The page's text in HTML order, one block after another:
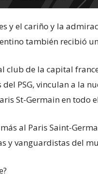
y el cariño y la
también recibió
club de la capital
PSG, vinculan a la
St-Germain en todo
al Paris Saint-
y vanguardistas del